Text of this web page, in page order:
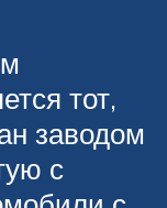
тот,
заводом
с